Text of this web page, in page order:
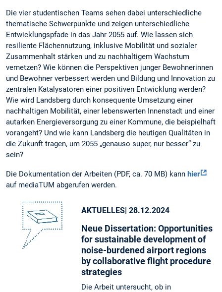
Die vier studentischen Teams sehen dabei unterschiedliche
thematische Schwerpunkte und zeigen unterschiedliche
Entwicklungspfade in das Jahr 2055 auf. Wie lassen sich
resiliente Flächennutzung, inklusive Mobilität und sozialer
Zusammenhalt stärken und zu nachhaltigem Wachstum
vernetzen? Wie können die Perspektiven junger Bewohnerinnen
und Bewohner verbessert werden und Bildung und Innovation zu
zentralen Katalysatoren einer positiven Entwicklung werden?
Wie wird Landsberg durch konsequente Umsetzung einer
nachhaltigen Mobilität, einer lebenswerten Innenstadt und einer
autarken Energieversorgung zu einer Kommune, die beispielhaft
vorangeht? Und wie kann Landsberg die heutigen Qualitäten in
die Zukunft tragen, um 2055 „genauso super, nur besser“ zu
sein?
Die Dokumentation der Arbeiten (PDF, ca. 70 MB) kann hier
auf mediaTUM abgerufen werden.
AKTUELLES | 28.12.2024
Neue Dissertation: Opportunities
for sustainable development of
noise-burdened airport regions
by collaborative flight procedure
strategies
Die Arbeit untersucht, ob in